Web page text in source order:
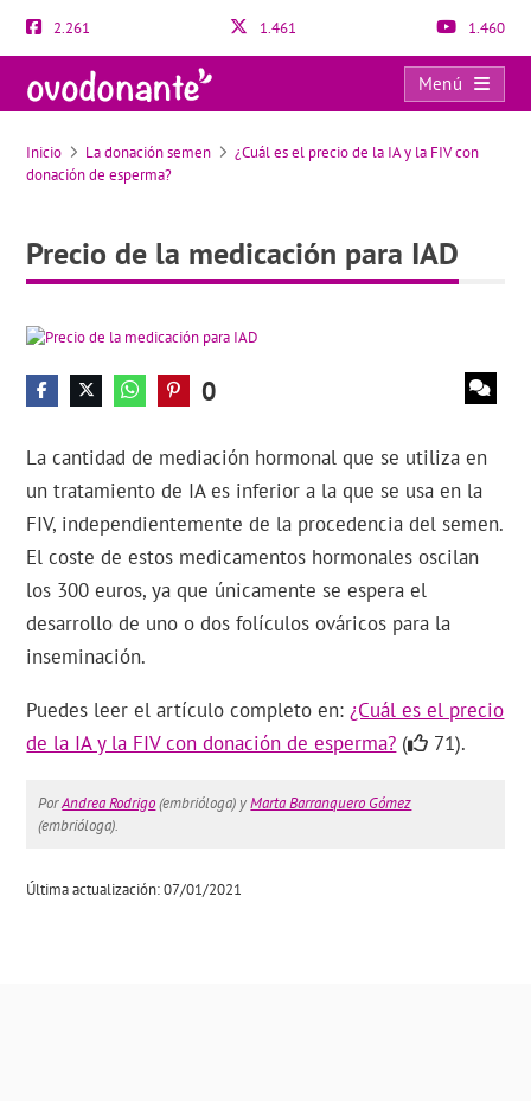
2.261 1.461 1.460
Menú
Precio de la medicación para IAD
Inicio La donación semen
¿Cuál es el precio de la IA y la FIV con
donación de esperma?
Precio de la medicación para IAD
0
La cantidad de mediación hormonal que se utiliza en
un tratamiento de IA es inferior a la que se usa en la
FIV, independientemente de la procedencia del semen.
El coste de estos medicamentos hormonales oscilan
los 300 euros, ya que únicamente se espera el
desarrollo de uno o dos folículos ováricos para la
inseminación.
Puedes leer el artículo completo en:¿Cuál es el precio
de la IA y la FIV con donación de esperma? ( 71).
PorAndrea Rodrigo(embrióloga) yMarta Barranquero Gómez
(embrióloga).
Última actualización: 07/01/2021